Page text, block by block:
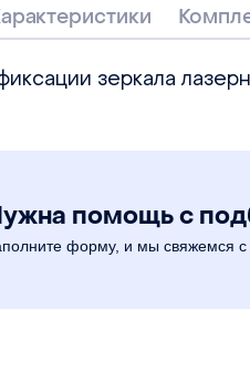
зеркала
помощь с
форму, и мы свяжемся